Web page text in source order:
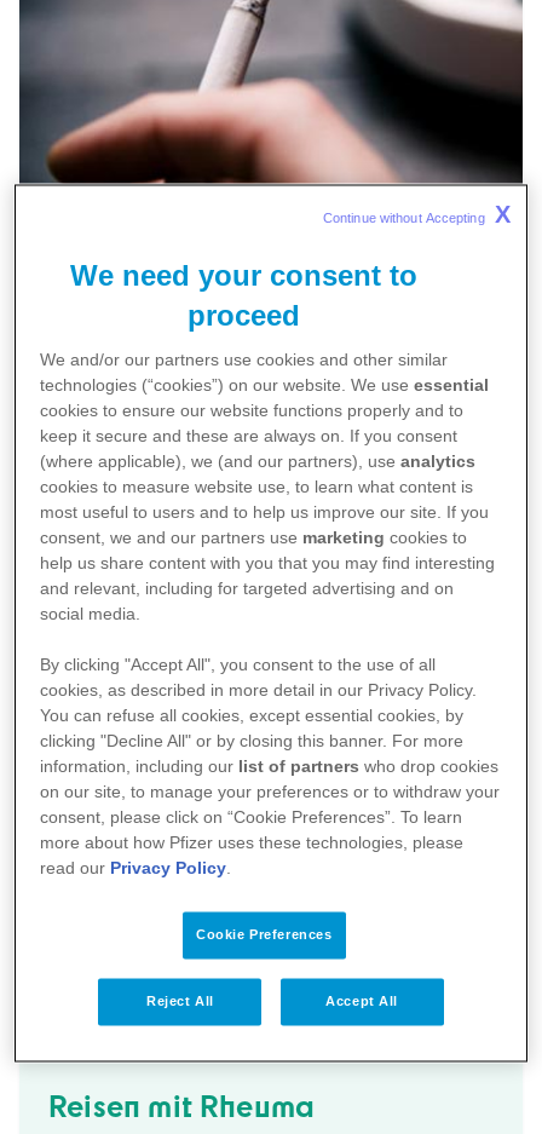
Rauchen und Rheuma
Rauchen kann Einfluss auf den
Krankheitsverlauf einer rheumatischen
Erkrankung nehmen und sogar ein
auslösender Faktor sein. Rauchende
Rheumatiker:innen erleiden oft deutlich
stärkere Schmerzen und häufiger Schübe
als Nichtraucher.
Leben ohne Nikotin
Reisen mit Rheuma
We need your consent to
proceed
We and/or our partners use cookies and other similar
technologies (“cookies”) on our website. We useessential
cookies to ensure our website functions properly and to
keep it secure and these are always on. If you consent
(where applicable), we (and our partners), useanalytics
cookies to measure website use, to learn what content is
most useful to users and to help us improve our site. If you
consent, we and our partners use marketing cookies to
help us share content with you that you may find interesting
and relevant, including for targeted advertising and on
social media.
By clicking "Accept All", you consent to the use of all
cookies, as described in more detail in our Privacy Policy.
You can refuse all cookies, except essential cookies, by
clicking "Decline All" or by closing this banner. For more
information, including our list of partners who drop cookies
on our site, to manage your preferences or to withdraw your
consent, please click on “Cookie Preferences”. To learn
more about how Pfizer uses these technologies, please
read our Privacy Policy.
Cookie Preferences
Reject All Accept All
Continue without Accepting X